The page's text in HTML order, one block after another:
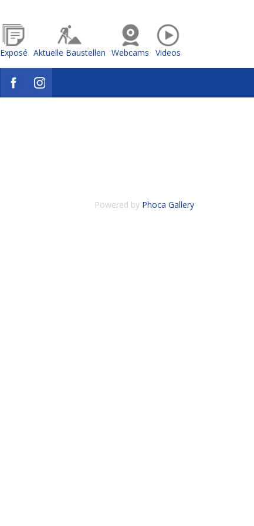
Exposé Aktuelle Baustellen Webcams Videos
Powered by Phoca Gallery